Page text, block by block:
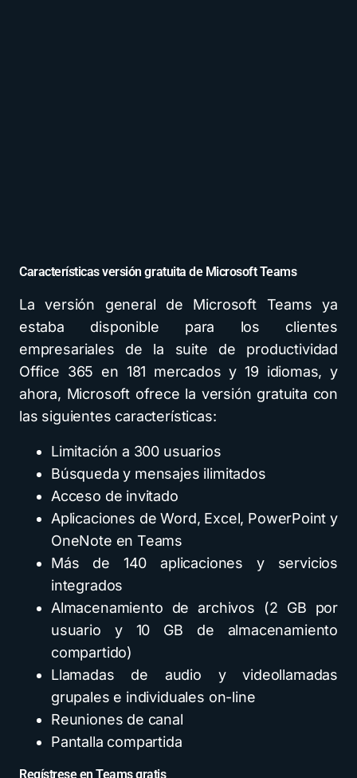
Características versión gratuita de Microsoft Teams
La versión general de Microsoft Teams ya
estaba disponible para los clientes
empresariales de la suite de productividad
Office 365 en 181 mercados y 19 idiomas, y
ahora, Microsoft ofrece la versión gratuita con
las siguientes características:
Limitación a 300 usuarios
Búsqueda y mensajes ilimitados
Acceso de invitado
Aplicaciones de Word, Excel, PowerPoint y
OneNote en Teams
Más de 140 aplicaciones y servicios
integrados
Almacenamiento de archivos (2 GB por
usuario y 10 GB de almacenamiento
compartido)
Llamadas de audio y videollamadas
grupales e individuales on-line
Reuniones de canal
Pantalla compartida
Regístrese en Teams gratis